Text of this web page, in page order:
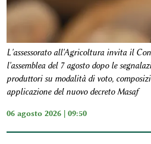
L'assessorato all'Agricoltura invita il
l'assemblea del 7 agosto dopo le
produttori su modalità di voto,
applicazione del nuovo decreto Masaf
06 agosto 2026 | 09:50